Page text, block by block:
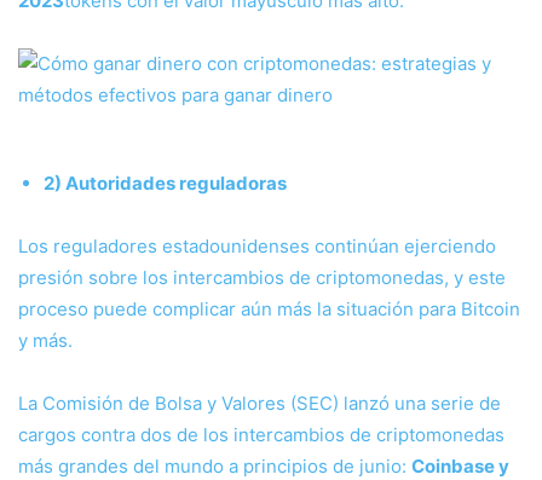
2) Autoridades reguladoras
Los reguladores estadounidenses continúan ejerciendo
presión sobre los intercambios de criptomonedas, y este
proceso puede complicar aún más la situación para Bitcoin
y más.
La Comisión de Bolsa y Valores (SEC) lanzó una serie de
cargos contra dos de los intercambios de criptomonedas
más grandes del mundo a principios de junio: Coinbase y